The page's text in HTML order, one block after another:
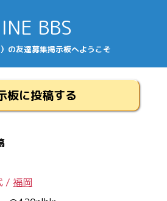
BBS
の友達募集掲示板へようこそ
板に投稿する
/ 福岡